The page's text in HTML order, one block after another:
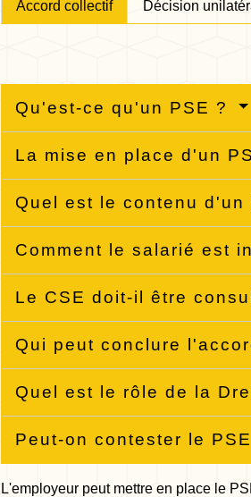
Accord collectif Décision
Qu'est-ce qu'un PSE ?
La mise en place d'un
Quel est le contenu d'un
Comment le salarié est
Le CSE doit-il être
Qui peut conclure
Quel est le rôle de la
Peut-on contester le
L'employeur peut mettre en place le